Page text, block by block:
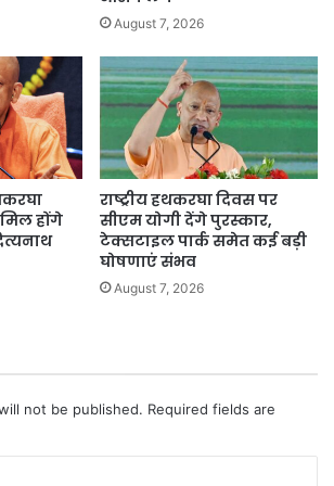
August 7, 2026
होंगे
राष्ट्रीय हथकरघा दिवस पर
सीएम योगी देंगे पुरस्कार,
टेक्सटाइल पार्क समेत कई बड़ी
घोषणाएं संभव
August 7, 2026
not be published. Required fields are